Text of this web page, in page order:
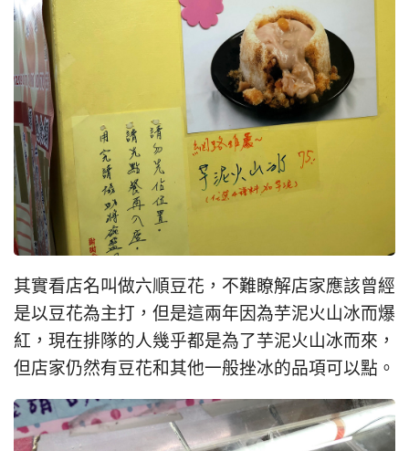
其實看店名叫做六順豆花，不難瞭解店家應該曾經
是以豆花為主打，但是這兩年因為芋泥火山冰而爆
紅，現在排隊的人幾乎都是為了芋泥火山冰而來，
但店家仍然有豆花和其他一般挫冰的品項可以點。